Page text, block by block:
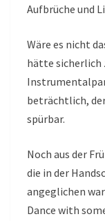
Aufbrüche und
Wäre es nicht
hätte sicherlich
beträchtlich,
spürbar.
Noch aus der
die in der
angeglichen
Dance with